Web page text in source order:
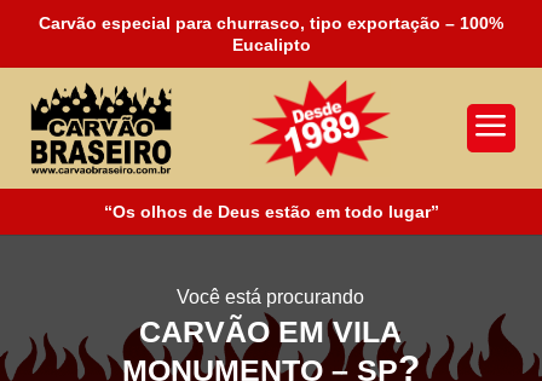
Carvão especial para churrasco, tipo exportação – 100%
Eucalipto
a
“Os olhos de Deus estão em todo lugar”
Você está procurando
CARVÃO EM VILA
MONUMENTO – SP?